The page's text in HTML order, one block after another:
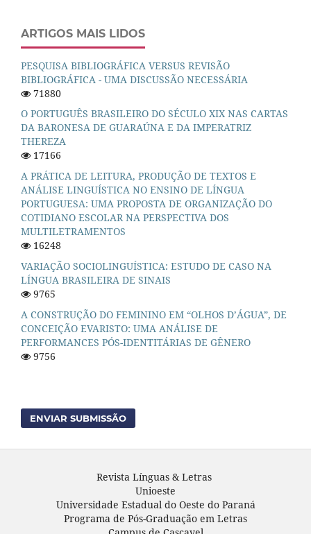
ARTIGOS MAIS LIDOS
PESQUISA BIBLIOGRÁFICA VERSUS REVISÃO
BIBLIOGRÁFICA - UMA DISCUSSÃO NECESSÁRIA
71880
O PORTUGUÊS BRASILEIRO DO SÉCULO XIX NAS CARTAS
DA BARONESA DE GUARAÚNA E DA IMPERATRIZ
THEREZA
17166
A PRÁTICA DE LEITURA, PRODUÇÃO DE TEXTOS E
ANÁLISE LINGUÍSTICA NO ENSINO DE LÍNGUA
PORTUGUESA: UMA PROPOSTA DE ORGANIZAÇÃO DO
COTIDIANO ESCOLAR NA PERSPECTIVA DOS
MULTILETRAMENTOS
16248
VARIAÇÃO SOCIOLINGUÍSTICA: ESTUDO DE CASO NA
LÍNGUA BRASILEIRA DE SINAIS
9765
A CONSTRUÇÃO DO FEMININO EM “OLHOS D’ÁGUA”, DE
CONCEIÇÃO EVARISTO: UMA ANÁLISE DE
PERFORMANCES PÓS-IDENTITÁRIAS DE GÊNERO
9756
ENVIAR SUBMISSÃO
Revista Línguas & Letras
Unioeste
Universidade Estadual do Oeste do Paraná
Programa de Pós-Graduação em Letras